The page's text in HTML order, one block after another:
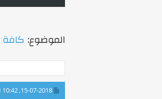
الموضوع: كافة
15-07-2018,
10:42 AM